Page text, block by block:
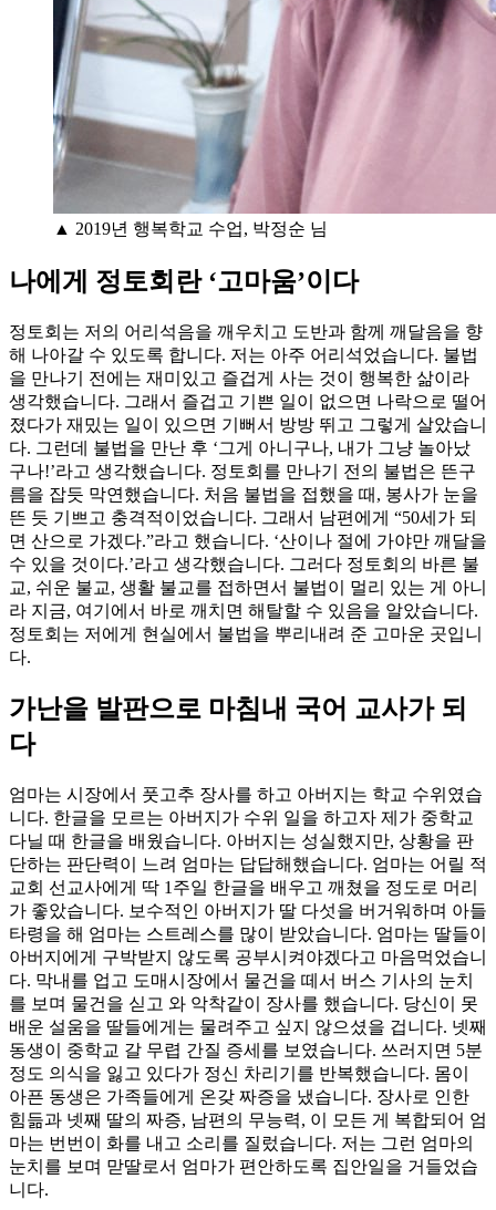
▲ 2019년 행복학교 수업, 박정순 님
나에게 정토회란 ‘고마움’이다
정토회는 저의 어리석음을 깨우치고 도반과 함께 깨달음을 향
해 나아갈 수 있도록 합니다. 저는 아주 어리석었습니다. 불법
을 만나기 전에는 재미있고 즐겁게 사는 것이 행복한 삶이라
생각했습니다. 그래서 즐겁고 기쁜 일이 없으면 나락으로 떨어
졌다가 재밌는 일이 있으면 기뻐서 방방 뛰고 그렇게 살았습니
다. 그런데 불법을 만난 후 ‘그게 아니구나, 내가 그냥 놀아났
구나!’라고 생각했습니다. 정토회를 만나기 전의 불법은 뜬구
름을 잡듯 막연했습니다. 처음 불법을 접했을 때, 봉사가 눈을
뜬 듯 기쁘고 충격적이었습니다. 그래서 남편에게 “50세가 되
면 산으로 가겠다.”라고 했습니다. ‘산이나 절에 가야만 깨달을
수 있을 것이다.’라고 생각했습니다. 그러다 정토회의 바른 불
교, 쉬운 불교, 생활 불교를 접하면서 불법이 멀리 있는 게 아니
라 지금, 여기에서 바로 깨치면 해탈할 수 있음을 알았습니다.
정토회는 저에게 현실에서 불법을 뿌리내려 준 고마운 곳입니
다.
가난을 발판으로 마침내 국어 교사가 되
다
엄마는 시장에서 풋고추 장사를 하고 아버지는 학교 수위였습
니다. 한글을 모르는 아버지가 수위 일을 하고자 제가 중학교
다닐 때 한글을 배웠습니다. 아버지는 성실했지만, 상황을 판
단하는 판단력이 느려 엄마는 답답해했습니다. 엄마는 어릴 적
교회 선교사에게 딱 1주일 한글을 배우고 깨쳤을 정도로 머리
가 좋았습니다. 보수적인 아버지가 딸 다섯을 버거워하며 아들
타령을 해 엄마는 스트레스를 많이 받았습니다. 엄마는 딸들이
아버지에게 구박받지 않도록 공부시켜야겠다고 마음먹었습니
다. 막내를 업고 도매시장에서 물건을 떼서 버스 기사의 눈치
를 보며 물건을 싣고 와 악착같이 장사를 했습니다. 당신이 못
배운 설움을 딸들에게는 물려주고 싶지 않으셨을 겁니다. 넷째
동생이 중학교 갈 무렵 간질 증세를 보였습니다. 쓰러지면 5분
정도 의식을 잃고 있다가 정신 차리기를 반복했습니다. 몸이
아픈 동생은 가족들에게 온갖 짜증을 냈습니다. 장사로 인한
힘듦과 넷째 딸의 짜증, 남편의 무능력, 이 모든 게 복합되어 엄
마는 번번이 화를 내고 소리를 질렀습니다. 저는 그런 엄마의
눈치를 보며 맏딸로서 엄마가 편안하도록 집안일을 거들었습
니다.